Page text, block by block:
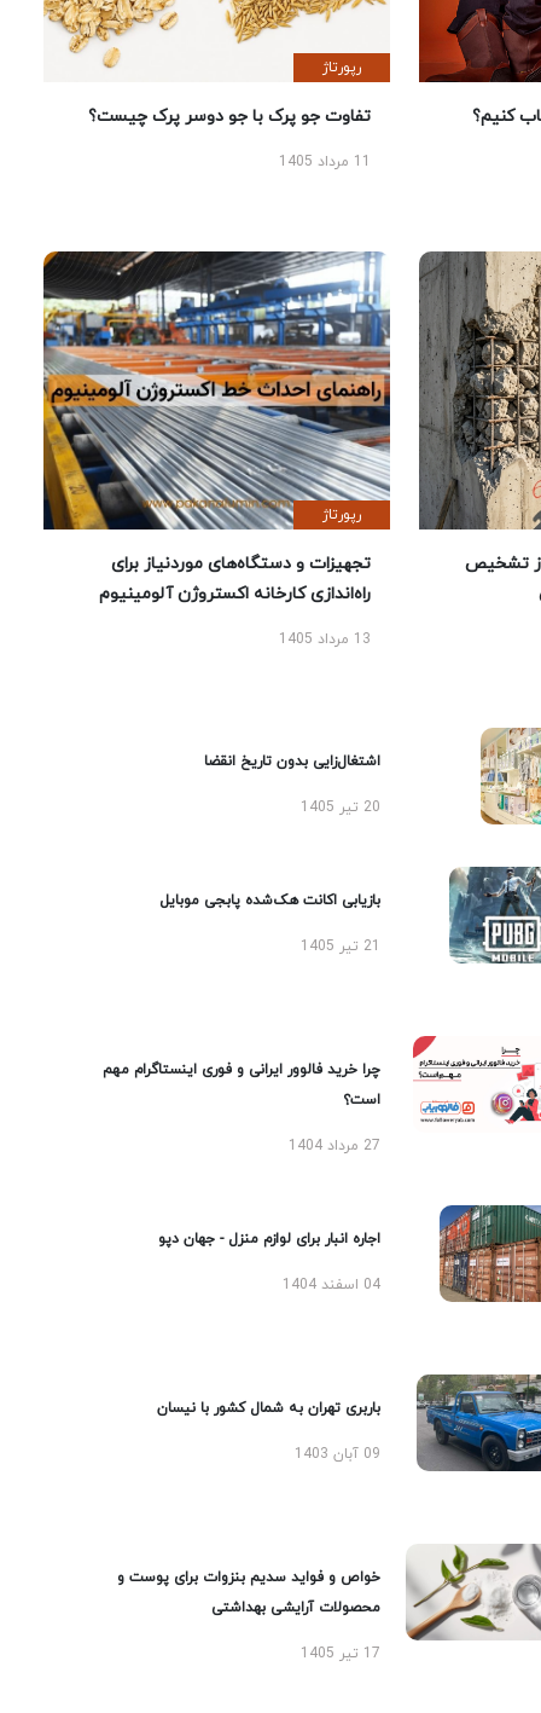
کنیم؟
رپورتاژ
تفاوت جو پرک با جو دوسر پرک چیست؟
تشخیص
رپورتاژ
تجهیزات و دستگاه‌های موردنیاز برای
راه‌اندازی کارخانه اکستروژن آلومینیوم
13 مرداد 1405
اشتغال‌زایی بدون تاریخ انقضا
20 تیر 1405
بازیابی اکانت هک‌شده پابجی موبایل
چرا خرید فالوور ایرانی و فوری اینستاگرام مهم
است؟
27 مرداد 1404
اجاره انبار برای لوازم منزل - جهان دپو
04 اسفند 1404
باربری تهران به شمال کشور با نیسان
09 آبان 1403
خواص و فواید سدیم بنزوات برای پوست و
محصولات آرایشی بهداشتی
17 تیر 1405